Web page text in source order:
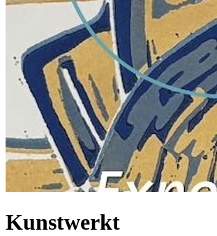
Kunstwerkt